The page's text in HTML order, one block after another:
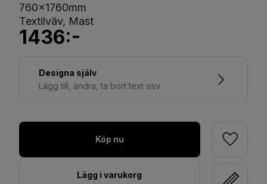
760x1760mm
Textilväv, Mast
1436:-
Designa själv
Lägg till, ändra, ta bort text osv
Köp nu
Lägg i varukorg